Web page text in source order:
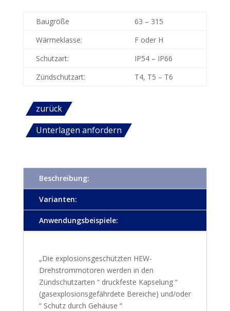
Baugröße
63 – 315
Wärmeklasse:
F oder H
Schutzart:
IP54 – IP66
Zündschutzart:
T4, T5 – T6
zurück
Unterlagen anfordern
Beschreibung:
Varianten:
Anwendungsbeispiele:
„Die explosionsgeschützten HEW-
Drehstrommotoren werden in den
Zündschutzarten “ druckfeste Kapselung “
(gasexplosionsgefährdete Bereiche) und/oder
“ Schutz durch Gehäuse “